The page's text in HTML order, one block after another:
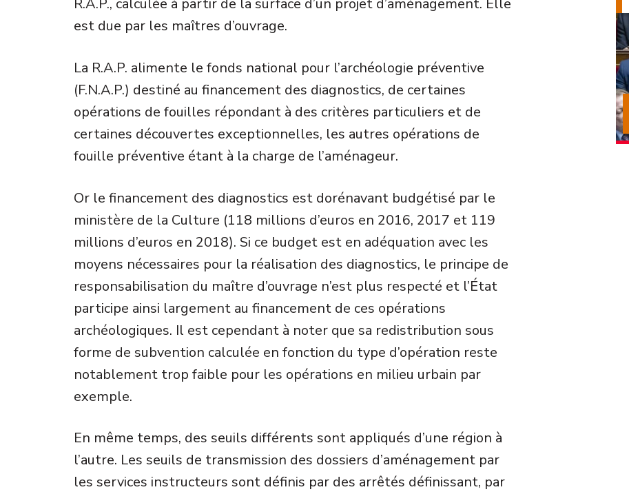
R.A.P., calculée à partir de la surface d’un projet d’aménagement. Elle
est due par les maîtres d’ouvrage.
La R.A.P. alimente le fonds national pour l’archéologie préventive
(F.N.A.P.) destiné au financement des diagnostics, de certaines
opérations de fouilles répondant à des critères particuliers et de
certaines découvertes exceptionnelles, les autres opérations de
fouille préventive étant à la charge de l’aménageur.
Or le financement des diagnostics est dorénavant budgétisé par le
ministère de la Culture (118 millions d’euros en 2016, 2017 et 119
millions d’euros en 2018). Si ce budget est en adéquation avec les
moyens nécessaires pour la réalisation des diagnostics, le principe de
responsabilisation du maître d’ouvrage n’est plus respecté et l’État
participe ainsi largement au financement de ces opérations
archéologiques. Il est cependant à noter que sa redistribution sous
forme de subvention calculée en fonction du type d’opération reste
notablement trop faible pour les opérations en milieu urbain par
exemple.
En même temps, des seuils différents sont appliqués d’une région à
l’autre. Les seuils de transmission des dossiers d’aménagement par
les services instructeurs sont définis par des arrêtés définissant, par